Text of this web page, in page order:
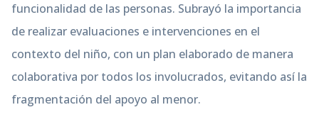
funcionalidad de las personas. Subrayó la importancia
de realizar evaluaciones e intervenciones en el
contexto del niño, con un plan elaborado de manera
colaborativa por todos los involucrados, evitando así la
fragmentación del apoyo al menor.